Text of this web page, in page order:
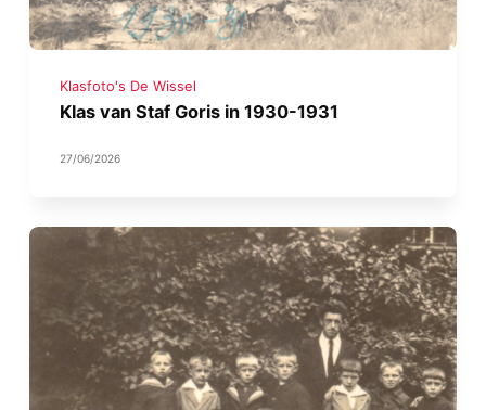
Klasfoto's De Wissel
Klas van Staf Goris in 1930-1931
27/06/2026